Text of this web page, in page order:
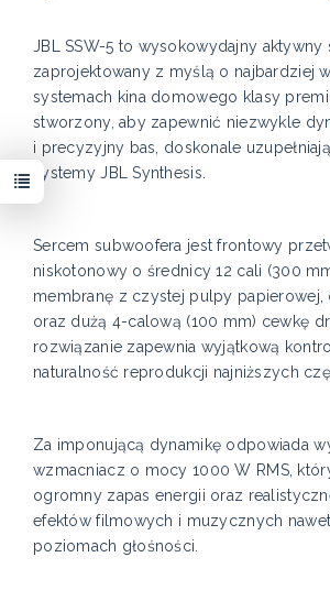
JBL SSW-5 to wysokowydajny aktywny
zaprojektowany z myślą o najbardziej
systemach kina domowego klasy
stworzony, aby zapewnić niezwykle
i precyzyjny bas, doskonale
systemy JBL Synthesis.
Sercem subwoofera jest frontowy
niskotonowy o średnicy 12 cali (300
membranę z czystej pulpy papierowej,
oraz dużą 4-calową (100 mm) cewkę
rozwiązanie zapewnia wyjątkową
naturalność reprodukcji najniższych
Za imponującą dynamikę odpowiada
wzmacniacz o mocy 1000 W RMS,
ogromny zapas energii oraz
efektów filmowych i muzycznych
poziomach głośności.